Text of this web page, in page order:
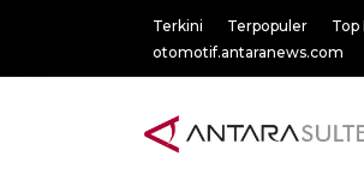
Terkini Terpopuler Top
otomotif.antaranews.com